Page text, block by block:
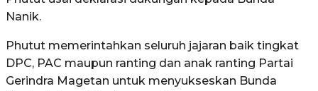
Nanik.
Phutut memerintahkan seluruh jajaran baik tingkat
DPC, PAC maupun ranting dan anak ranting Partai
Gerindra Magetan untuk menyukseskan Bunda